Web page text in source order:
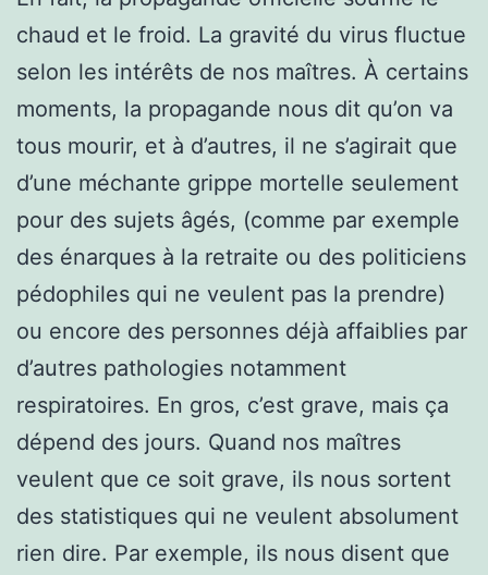
chaud et le froid. La gravité du virus fluctue
selon les intérêts de nos maîtres. À certains
moments, la propagande nous dit qu’on va
tous mourir, et à d’autres, il ne s’agirait que
d’une méchante grippe mortelle seulement
pour des sujets âgés, (comme par exemple
des énarques à la retraite ou des politiciens
pédophiles qui ne veulent pas la prendre)
ou encore des personnes déjà affaiblies par
d’autres pathologies notamment
respiratoires. En gros, c’est grave, mais ça
dépend des jours. Quand nos maîtres
veulent que ce soit grave, ils nous sortent
des statistiques qui ne veulent absolument
rien dire. Par exemple, ils nous disent que